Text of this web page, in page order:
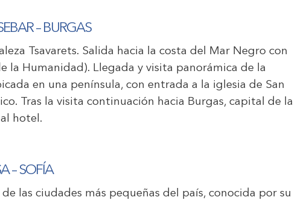
– BURGAS
Tsavarets. Salida hacia la costa del Mar Negro con
la Humanidad). Llegada y visita panorámica de la
en una península, con entrada a la iglesia de San
Tras la visita continuación hacia Burgas, capital de la
hotel.
– SOFÍA
las ciudades más pequeñas del país, conocida por su